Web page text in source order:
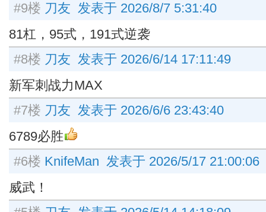
#9楼 刀友 发表于 2026/8/7 5:31:40
81杠，95式，191式逆袭
#8楼 刀友 发表于 2026/6/14 17:11:49
新军刺战力MAX
#7楼 刀友 发表于 2026/6/6 23:43:40
6789必胜
#6楼 KnifeMan 发表于 2026/5/17 21:00:06
威武！